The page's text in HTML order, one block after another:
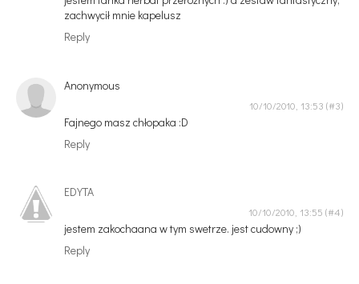
zachwycił mnie kapelusz
Reply
Anonymous
10/10/2010, 13:53
Fajnego masz chłopaka :D
Reply
EDYTA
10/10/2010, 13:55
jestem zakochaana w tym swetrze. jest cudowny ;)
Reply